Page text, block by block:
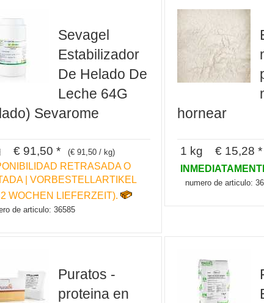
Sevagel
Estabilizador
De Helado De
Leche 64G
Sevarome
€ 91,50 * (€ 91,50 / kg)
RETRASADA O
| VORBESTELLARTIKEL
WOCHEN LIEFERZEIT).
de articulo: 36585
hornear
1 kg € 15,28 *
numero de articulo:
Puratos -
proteina en